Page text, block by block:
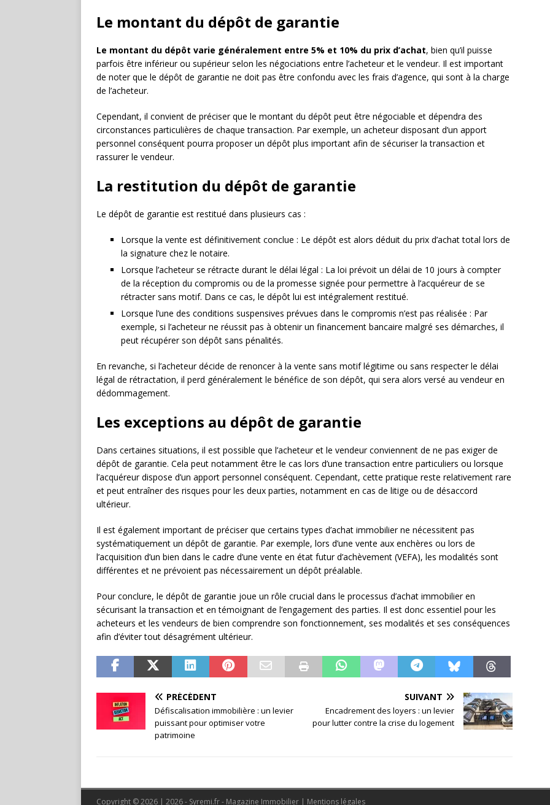
Le montant du dépôt de garantie
Le montant du dépôt varie généralement entre 5% et 10% du prix d’achat, bien qu’il puisse
parfois être inférieur ou supérieur selon les négociations entre l’acheteur et le vendeur. Il est important
de noter que le dépôt de garantie ne doit pas être confondu avec les frais d’agence, qui sont à la charge
de l’acheteur.
Cependant, il convient de préciser que le montant du dépôt peut être négociable et dépendra des
circonstances particulières de chaque transaction. Par exemple, un acheteur disposant d’un apport
personnel conséquent pourra proposer un dépôt plus important afin de sécuriser la transaction et
rassurer le vendeur.
La restitution du dépôt de garantie
Le dépôt de garantie est restitué dans plusieurs cas :
Lorsque la vente est définitivement conclue : Le dépôt est alors déduit du prix d’achat total lors de
la signature chez le notaire.
Lorsque l’acheteur se rétracte durant le délai légal : La loi prévoit un délai de 10 jours à compter
de la réception du compromis ou de la promesse signée pour permettre à l’acquéreur de se
rétracter sans motif. Dans ce cas, le dépôt lui est intégralement restitué.
Lorsque l’une des conditions suspensives prévues dans le compromis n’est pas réalisée : Par
exemple, si l’acheteur ne réussit pas à obtenir un financement bancaire malgré ses démarches, il
peut récupérer son dépôt sans pénalités.
En revanche, si l’acheteur décide de renoncer à la vente sans motif légitime ou sans respecter le délai
légal de rétractation, il perd généralement le bénéfice de son dépôt, qui sera alors versé au vendeur en
dédommagement.
Les exceptions au dépôt de garantie
Dans certaines situations, il est possible que l’acheteur et le vendeur conviennent de ne pas exiger de
dépôt de garantie. Cela peut notamment être le cas lors d’une transaction entre particuliers ou lorsque
l’acquéreur dispose d’un apport personnel conséquent. Cependant, cette pratique reste relativement rare
et peut entraîner des risques pour les deux parties, notamment en cas de litige ou de désaccord
ultérieur.
Il est également important de préciser que certains types d’achat immobilier ne nécessitent pas
systématiquement un dépôt de garantie. Par exemple, lors d’une vente aux enchères ou lors de
l’acquisition d’un bien dans le cadre d’une vente en état futur d’achèvement (VEFA), les modalités sont
différentes et ne prévoient pas nécessairement un dépôt préalable.
Pour conclure, le dépôt de garantie joue un rôle crucial dans le processus d’achat immobilier en
sécurisant la transaction et en témoignant de l’engagement des parties. Il est donc essentiel pour les
acheteurs et les vendeurs de bien comprendre son fonctionnement, ses modalités et ses conséquences
afin d’éviter tout désagrément ultérieur.
PRÉCÉDENT
Défiscalisation immobilière : un levier
puissant pour optimiser votre
patrimoine
SUIVANT
Encadrement des loyers : un levier
pour lutter contre la crise du logement
Copyright © 2026 | 2026 - Syremi.fr - Magazine Immobilier | Mentions légales